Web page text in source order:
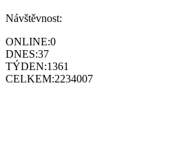
Návštěvnost:
ONLINE:0
DNES:37
TÝDEN:1361
CELKEM:2234007